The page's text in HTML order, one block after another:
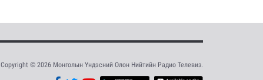
Copyright © 2026 Монголын Үндэсний Олон Нийтийн Радио Телевиз.